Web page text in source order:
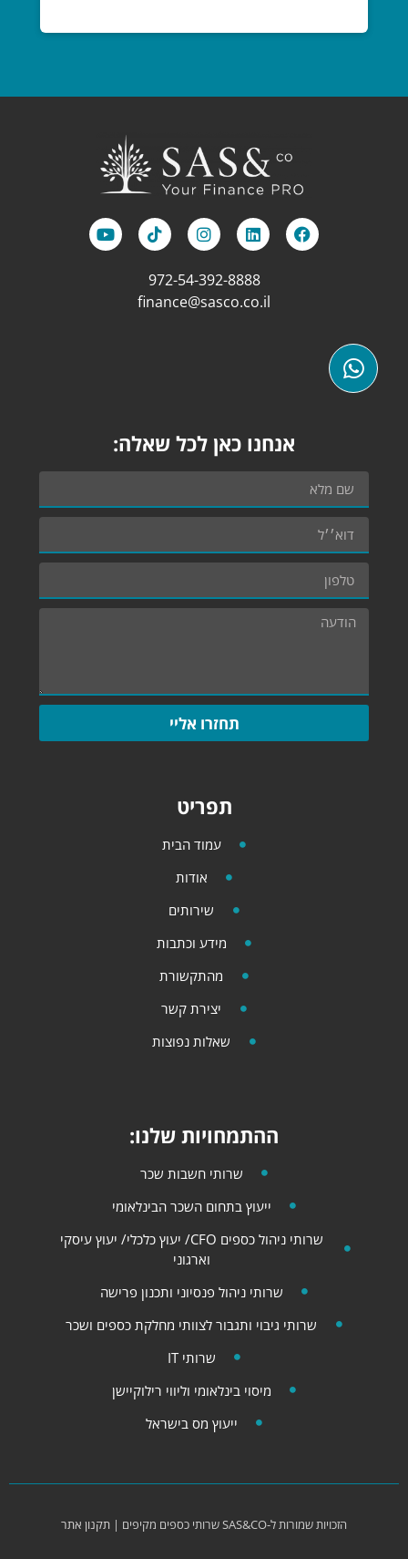
972-54-392-8888
finance@sasco.co.il
אנחנו כאן לכל שאלה:
תחזרו אליי
תפריט
עמוד הבית
אודות
שירותים
מידע וכתבות
מהתקשורת
יצירת קשר
שאלות נפוצות
ההתמחויות שלנו:
שרותי חשבות שכר
ייעוץ בתחום השכר הבינלאומי
שרותי ניהול כספים CFO/ יעוץ כלכלי​​/ יעוץ עיסקי
וארגוני
שרותי ניהול פנסיוני ותכנון פרישה
שרותי גיבוי ותגבור לצוותי מחלקת כספים ושכר
שרותי IT
מיסוי בינלאומי וליווי רילוקיישן
ייעוץ מס בישראל
הזכויות שמורות ל-SAS&COשרותי כספים מקיפים | תקנון אתר